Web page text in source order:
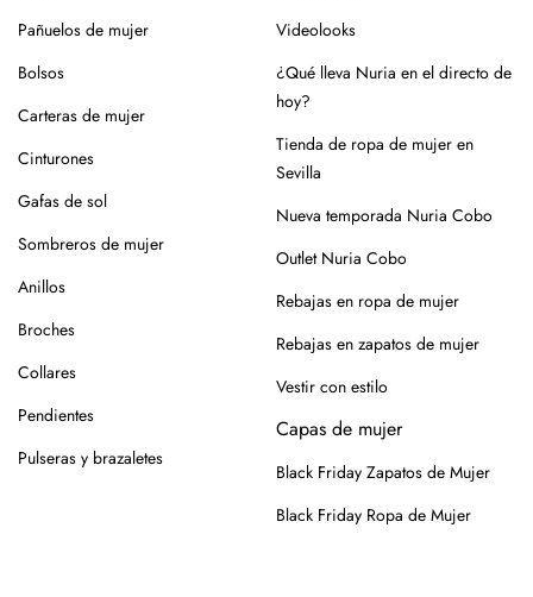
Pañuelos de mujer
Bolsos
Carteras de mujer
Cinturones
Gafas de sol
Sombreros de mujer
Anillos
Broches
Collares
Pendientes
Pulseras y brazaletes
Videolooks
¿Qué lleva Nuria en el directo de
hoy?
Tienda de ropa de mujer en
Sevilla
Nueva temporada Nuria Cobo
Outlet Nuria Cobo
Rebajas en ropa de mujer
Rebajas en zapatos de mujer
Vestir con estilo
Capas de mujer
Black Friday Zapatos de Mujer
Black Friday Ropa de Mujer